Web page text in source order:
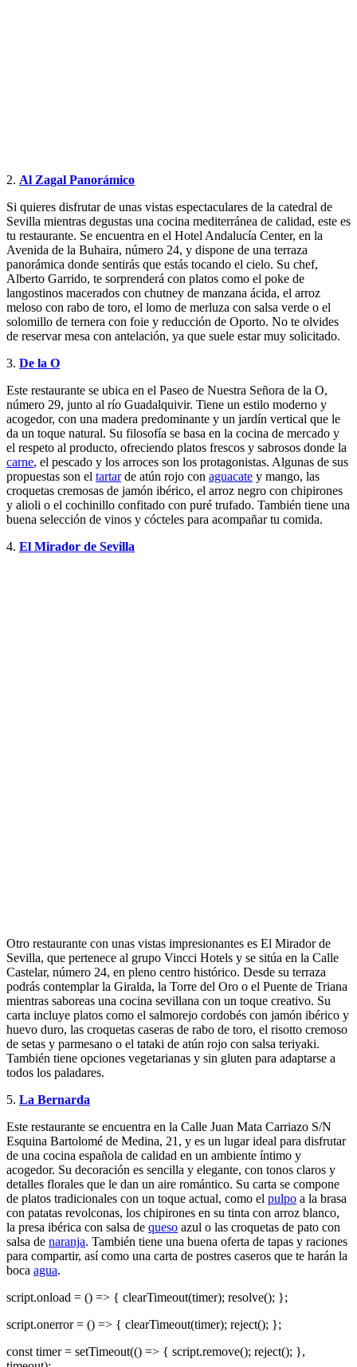
2. Al Zagal Panorámico
Si quieres disfrutar de unas vistas espectaculares de la catedral de
Sevilla mientras degustas una cocina mediterránea de calidad, este es
tu restaurante. Se encuentra en el Hotel Andalucía Center, en la
Avenida de la Buhaira, número 24, y dispone de una terraza
panorámica donde sentirás que estás tocando el cielo. Su chef,
Alberto Garrido, te sorprenderá con platos como el poke de
langostinos macerados con chutney de manzana ácida, el arroz
meloso con rabo de toro, el lomo de merluza con salsa verde o el
solomillo de ternera con foie y reducción de Oporto. No te olvides
de reservar mesa con antelación, ya que suele estar muy solicitado.
3. De la O
Este restaurante se ubica en el Paseo de Nuestra Señora de la O,
número 29, junto al río Guadalquivir. Tiene un estilo moderno y
acogedor, con una madera predominante y un jardín vertical que le
da un toque natural. Su filosofía se basa en la cocina de mercado y
el respeto al producto, ofreciendo platos frescos y sabrosos donde la
carne, el pescado y los arroces son los protagonistas. Algunas de sus
propuestas son el tartarde atún rojo con aguacate y mango, las
croquetas cremosas de jamón ibérico, el arroz negro con chipirones
y alioli o el cochinillo confitado con puré trufado. También tiene una
buena selección de vinos y cócteles para acompañar tu comida.
4. El Mirador de Sevilla
Otro restaurante con unas vistas impresionantes es El Mirador de
Sevilla, que pertenece al grupo Vincci Hotels y se sitúa en la Calle
Castelar, número 24, en pleno centro histórico. Desde su terraza
podrás contemplar la Giralda, la Torre del Oro o el Puente de Triana
mientras saboreas una cocina sevillana con un toque creativo. Su
carta incluye platos como el salmorejo cordobés con jamón ibérico y
huevo duro, las croquetas caseras de rabo de toro, el risotto cremoso
de setas y parmesano o el tataki de atún rojo con salsa teriyaki.
También tiene opciones vegetarianas y sin gluten para adaptarse a
todos los paladares.
5. La Bernarda
Este restaurante se encuentra en la Calle Juan Mata Carriazo S/N
Esquina Bartolomé de Medina, 21, y es un lugar ideal para disfrutar
de una cocina española de calidad en un ambiente íntimo y
acogedor. Su decoración es sencilla y elegante, con tonos claros y
detalles florales que le dan un aire romántico. Su carta se compone
de platos tradicionales con un toque actual, como el pulpo a la brasa
con patatas revolconas, los chipirones en su tinta con arroz blanco,
la presa ibérica con salsa de queso azul o las croquetas de pato con
salsa de naranja. También tiene una buena oferta de tapas y raciones
para compartir, así como una carta de postres caseros que te harán la
boca agua.
script.onload = () => { clearTimeout(timer); resolve(); };
script.onerror = () => { clearTimeout(timer); reject(); };
const timer = setTimeout(() => { script.remove(); reject(); },